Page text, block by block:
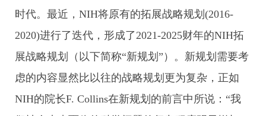
时代。最近，NIH将原有的拓展战略规划(2016-
2020)进行了迭代，形成了2021-2025财年的NIH拓
展战略规划（以下简称“新规划”）。新规划需要考
虑的内容显然比以往的战略规划更为复杂，正如
NIH的院长F. Collins在新规划的前言中所说：“我